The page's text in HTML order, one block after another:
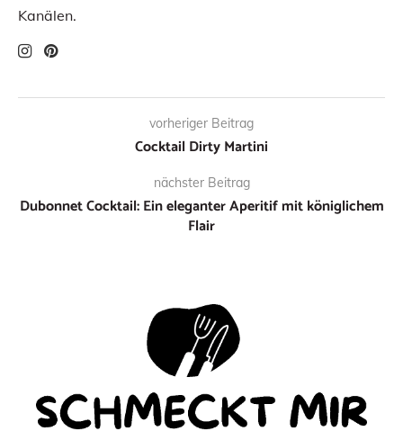
Kanälen.
vorheriger Beitrag
Cocktail Dirty Martini
nächster Beitrag
Dubonnet Cocktail: Ein eleganter Aperitif mit königlichem
Flair